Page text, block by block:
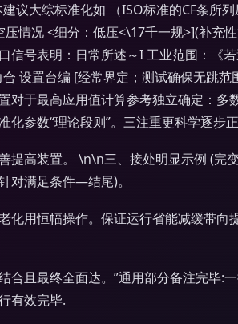
议大综标准化如 （ISO标准的CF条所
情况 <细分：低压<\17千一规>](补充
信号表明：日常所述～I 工业范围：《
设置台编 [经常界定；测试确保无跳范
对于最高应用值计算参考独立确定：多
参数“理论段则”。三注重更科学逐步正
提高装置。 \n\n三、接处明显示例 (完
对满足条件—结尾)。
化用恒幅操作。保证运行省能减缓带向
且最终全面达。”通用部分备注完毕:
有效完毕.